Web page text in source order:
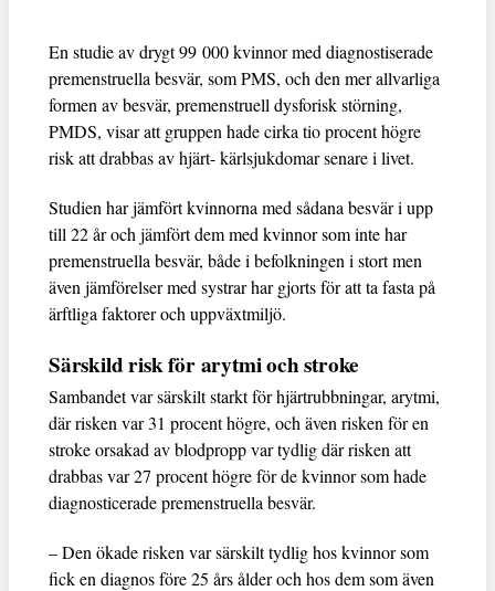
En studie av drygt 99 000 kvinnor med diagnostiserade
premenstruella besvär, som PMS, och den mer allvarliga
formen av besvär, premenstruell dysforisk störning,
PMDS, visar att gruppen hade cirka tio procent högre
risk att drabbas av hjärt- kärlsjukdomar senare i livet.
Studien har jämfört kvinnorna med sådana besvär i upp
till 22 år och jämfört dem med kvinnor som inte har
premenstruella besvär, både i befolkningen i stort men
även jämförelser med systrar har gjorts för att ta fasta på
ärftliga faktorer och uppväxtmiljö.
Särskild risk för arytmi och stroke
Sambandet var särskilt starkt för hjärtrubbningar, arytmi,
där risken var 31 procent högre, och även risken för en
stroke orsakad av blodpropp var tydlig där risken att
drabbas var 27 procent högre för de kvinnor som hade
diagnosticerade premenstruella besvär.
– Den ökade risken var särskilt tydlig hos kvinnor som
fick en diagnos före 25 års ålder och hos dem som även